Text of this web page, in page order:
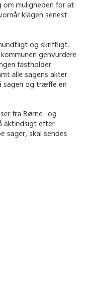
om muligheden for at
klagen senest
og skriftligt.
genvurdere
fastholder
alle sagens akter
sagen og træffe en
fra Børne- og
aktindsigt efter
sager, skal sendes